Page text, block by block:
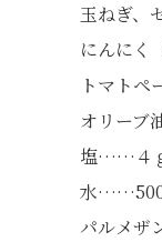
玉ねぎ、
にんに
トマト
オリー
塩……４
水
パルメザ